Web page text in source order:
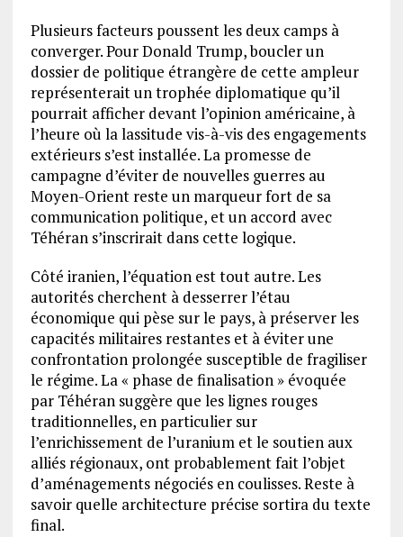
Plusieurs facteurs poussent les deux camps à
converger. Pour Donald Trump, boucler un
dossier de politique étrangère de cette ampleur
représenterait un trophée diplomatique qu’il
pourrait afficher devant l’opinion américaine, à
l’heure où la lassitude vis-à-vis des engagements
extérieurs s’est installée. La promesse de
campagne d’éviter de nouvelles guerres au
Moyen-Orient reste un marqueur fort de sa
communication politique, et un accord avec
Téhéran s’inscrirait dans cette logique.
Côté iranien, l’équation est tout autre. Les
autorités cherchent à desserrer l’étau
économique qui pèse sur le pays, à préserver les
capacités militaires restantes et à éviter une
confrontation prolongée susceptible de fragiliser
le régime. La « phase de finalisation » évoquée
par Téhéran suggère que les lignes rouges
traditionnelles, en particulier sur
l’enrichissement de l’uranium et le soutien aux
alliés régionaux, ont probablement fait l’objet
d’aménagements négociés en coulisses. Reste à
savoir quelle architecture précise sortira du texte
final.